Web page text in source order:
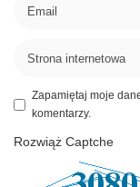
Zapamiętaj moje
komentarzy.
Rozwiąż Captche